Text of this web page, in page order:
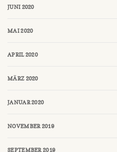
JUNI 2020
MAI 2020
APRIL 2020
MÄRZ 2020
JANUAR 2020
NOVEMBER 2019
SEPTEMBER 2019